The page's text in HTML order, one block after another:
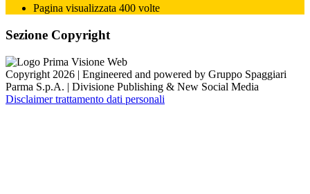
Pagina visualizzata 400 volte
Sezione Copyright
Copyright 2026 | Engineered and powered by Gruppo Spaggiari
Parma S.p.A. | Divisione Publishing & New Social Media
Disclaimer trattamento dati personali